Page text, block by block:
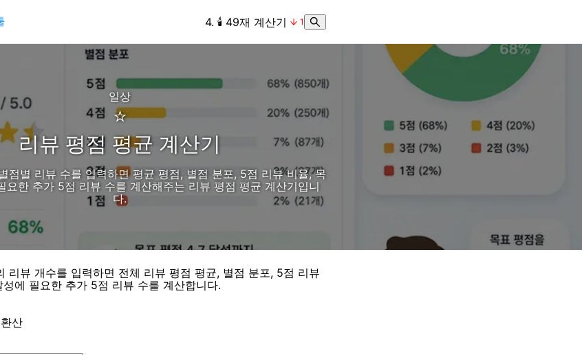
4. 🕯️ 49재 계산기 1
일상
⭐
리뷰 평점 평균 계산기
점별 리뷰 수를 입력하면 평균 평점, 별점 분포, 5점 리뷰 비율, 목
요한 추가 5점 리뷰 수를 계산해주는 리뷰 평점 평균 계산기입니
다.
리뷰 개수를 입력하면 전체 리뷰 평점 평균, 별점 분포, 5점 리뷰
에 필요한 추가 5점 리뷰 수를 계산합니다.
산